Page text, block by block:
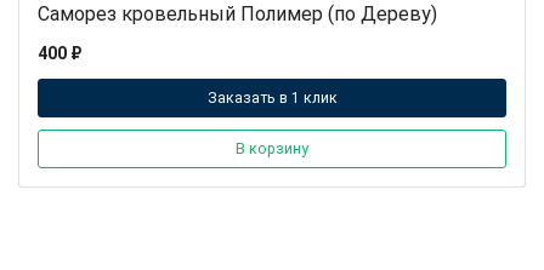
Саморез кровельный Полимер (по Дереву)
400 ₽
Заказать в 1 клик
В корзину